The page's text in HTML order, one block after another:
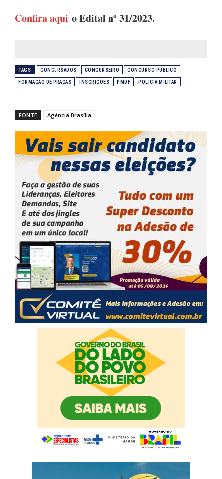
Confira aqui o Edital nº 31/2023.
TAGS CONCURSADOS CONCURSEIRO CONCURSO PÚBLICO
FORMAÇÃO DE PRAÇAS INSCRIÇÕES PMDF POLÍCIA MILITAR
FONTE Agência Brasília